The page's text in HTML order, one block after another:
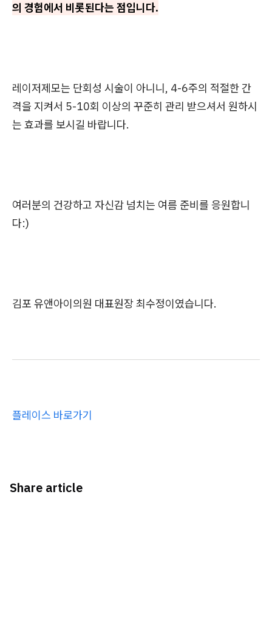
의 경험에서 비롯된다는 점입니다.
레이저제모는 단회성 시술이 아니니, 4-6주의 적절한 간
격을 지켜서 5-10회 이상의 꾸준히 관리 받으셔서 원하시
는 효과를 보시길 바랍니다.
여러분의 건강하고 자신감 넘치는 여름 준비를 응원합니
다:)
김포 유앤아이의원 대표원장 최수정이였습니다.
플레이스 바로가기
Share article